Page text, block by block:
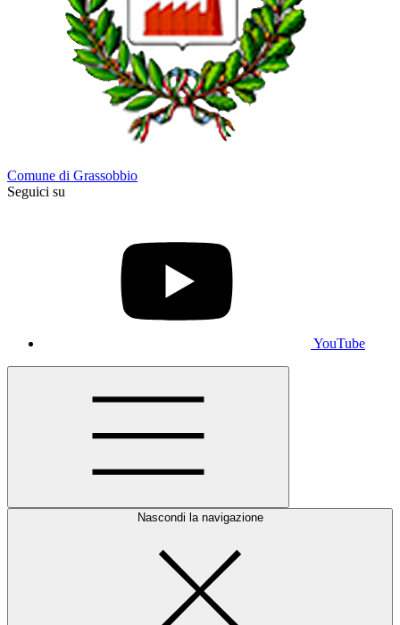
Comune di Grassobbio
Seguici su
YouTube
Nascondi la navigazione